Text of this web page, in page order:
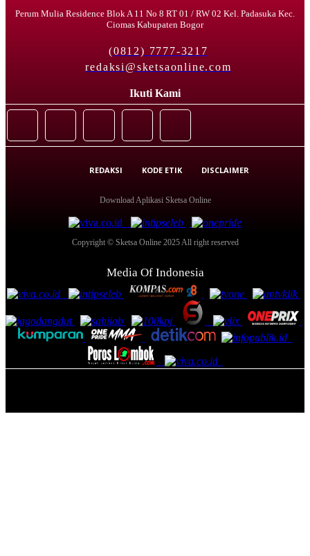
Perum Mulia Residence Blok A 11 No 8 RT 01 / RW 02 Kel. Padasuka Kec.
Ciomas Kabupaten Bogor
(0812) 7777-3217
redaksi@sketsaonline.com
Ikuti Kami
REDAKSI KODE ETIK DISCLAIMER
Download Aplikasi Sketsa Online
Copyright © Sketsa Online 2025 All right reserved
Media Of Indonesia